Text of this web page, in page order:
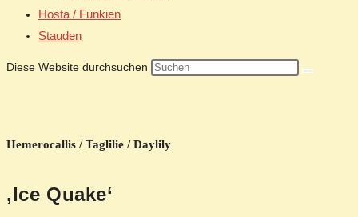
Hosta / Funkien
Stauden
Diese Website durchsuchen
Hemerocallis / Taglilie / Daylily
‚Ice Quake‘